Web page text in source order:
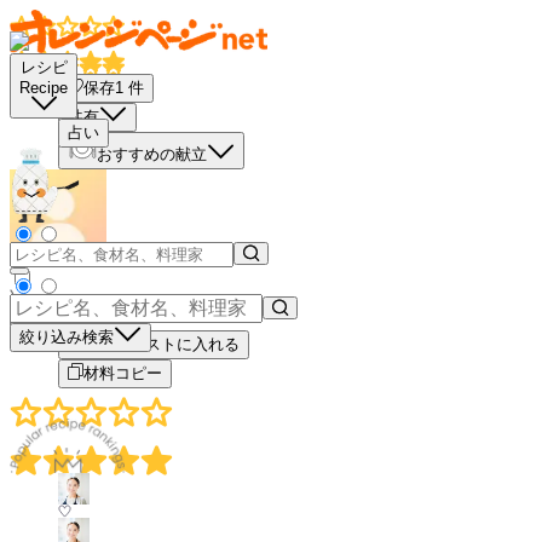
レシピ
Recipe
占い
絞り込み検索
保存1 件
共有
おすすめの献立
－
＋
買い物リストに入れる
材料コピー